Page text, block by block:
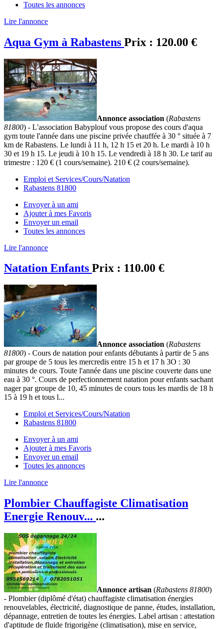
Toutes les annonces
Lire l'annonce
Aqua Gym à Rabastens Prix : 120.00 €
Annonce association (Rabastens
81800) - L'association Babyplouf vous propose des cours d'aqua
gym toute l'année dans une piscine privée chauffée à 30 ° située à 7
km de Rabastens. Le lundi à 11 h, 12 h 15 et 20 h. Le mardi à 10 h
30 et 19 h 15. Le jeudi à 10 h 15. Le vendredi à 18 h 30. Le tarif au
trimestre : 120 € (1 cours/semaine). 210 € (2 cours/semaine).
Emploi et Services/Cours/Natation
Rabastens 81800
Envoyer à un ami
Ajouter à mes Favoris
Envoyer un email
Toutes les annonces
Lire l'annonce
Natation Enfants Prix : 110.00 €
Annonce association (Rabastens
81800) - Cours de natation pour enfants débutants à partir de 5 ans
par groupe de 5 tous les mercredis entre 15 h et 17 h 3O : 30
minutes de cours. Toute l'année dans une piscine couverte dans une
eau à 30 °. Cours de perfectionnement natation pour enfants sachant
nager par groupe de 10, 45 minutes de cours tous les mardis de 18 h
15 à 19 h et tous l...
Emploi et Services/Cours/Natation
Rabastens 81800
Envoyer à un ami
Ajouter à mes Favoris
Envoyer un email
Toutes les annonces
Lire l'annonce
Plombier Chauffagiste Climatisation
Energie Renouv... ...
Annonce artisan (Rabastens 81800)
- Plombier (diplômé d'état) chauffagiste climatisation énergies
renouvelables, électricité, diagnostique de panne, études, installation,
dépannage, entretien de toutes les énergies. Label artisan : attestation
d'aptitude de fluide frigorigène (climatisation), mise en service,